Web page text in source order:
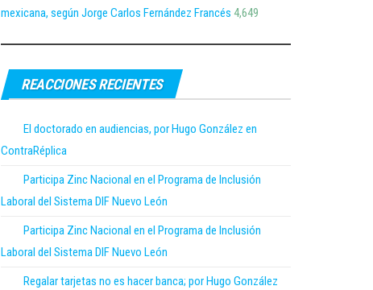
mexicana, según Jorge Carlos Fernández Francés 4,649
REACCIONES RECIENTES
El doctorado en audiencias, por Hugo González en
ContraRéplica
Participa Zinc Nacional en el Programa de Inclusión
Laboral del Sistema DIF Nuevo León
Participa Zinc Nacional en el Programa de Inclusión
Laboral del Sistema DIF Nuevo León
Regalar tarjetas no es hacer banca; por Hugo González